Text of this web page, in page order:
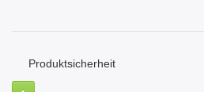
Produktsicherheit